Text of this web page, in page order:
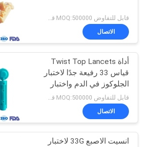
آلة التشويش
مكثف
الطبي
12
الاتصال
أداة Twist Top Lancets
قياس 33 رفيعة جدًا لاختبار
الجلوكوز في الدم واختبار
الكيتو
الاتصال
انسيت الاصبع 33G لاختبار